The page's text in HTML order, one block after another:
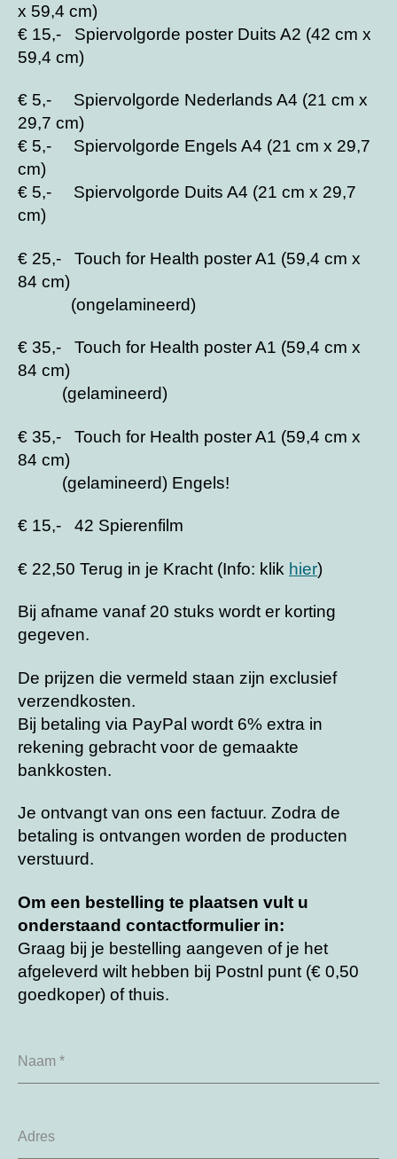
x 59,4 cm)
€ 15,- Spiervolgorde poster Duits A2 (42 cm x
59,4 cm)
€ 5,- Spiervolgorde Nederlands A4 (21 cm x
29,7 cm)
€ 5,- Spiervolgorde Engels A4 (21 cm x 29,7
cm)
€ 5,- Spiervolgorde Duits A4 (21 cm x 29,7
cm)
€ 25,- Touch for Health poster A1 (59,4 cm x
84 cm)
(ongelamineerd)
€ 35,- Touch for Health poster A1 (59,4 cm x
84 cm)
(gelamineerd)
€ 35,- Touch for Health poster A1 (59,4 cm x
84 cm)
(gelamineerd) Engels!
€ 15,- 42 Spierenfilm
€ 22,50 Terug in je Kracht (Info: klik hier)
Bij afname vanaf 20 stuks wordt er korting
gegeven.
De prijzen die vermeld staan zijn exclusief
verzendkosten.
Bij betaling via PayPal wordt 6% extra in
rekening gebracht voor de gemaakte
bankkosten.
Je ontvangt van ons een factuur. Zodra de
betaling is ontvangen worden de producten
verstuurd.
Om een bestelling te plaatsen vult u
onderstaand contactformulier in:
Graag bij je bestelling aangeven of je het
afgeleverd wilt hebben bij Postnl punt (€ 0,50
goedkoper) of thuis.
Naam *
Adres